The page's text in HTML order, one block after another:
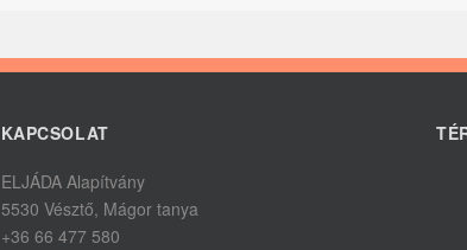
KAPCSOLAT
ELJÁDA Alapítvány
5530 Vésztő, Mágor tanya
+36 66 477 580